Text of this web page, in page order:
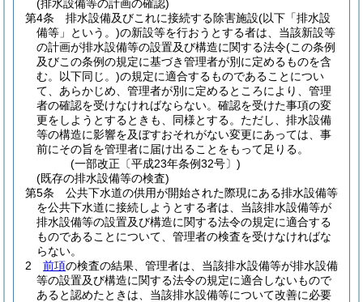
(排水設備等の計画の確認)
第4条
排水設備及びこれに接続する除害施設(以下「排水設
備等」という。)の新設等を行おうとする者は、当該新設等
の計画が排水設備等の設置及び構造に関する法令(この条例
及びこの条例の規定に基づき管理者が別に定めるものを含
む。以下同じ。)の規定に適合するものであることについ
て、あらかじめ、管理者が別に定めるところにより、管理
者の確認を受けなければならない。 確認を受けた事項の変
更をしようとするときも、同様とする。 ただし、排水設備
等の構造に影響を及ぼすおそれがない変更にあっては、事
前にその旨を管理者に届け出ることをもって足りる。
(一部改正〔平成23年条例32号〕)
(既存の排水設備等の検査)
第5条
公共下水道の供用が開始された際現にある排水設備等
を公共下水道に接続しようとする者は、当該排水設備等が
排水設備等の設置及び構造に関する法令の規定に適合する
ものであることについて、管理者の検査を受けなければな
らない。
2
前項の検査の結果、管理者は、当該排水設備等が排水設備
等の設置及び構造に関する法令の規定に適合しないもので
あると認めたときは、当該排水設備等について改善に必要